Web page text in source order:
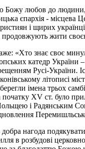
Божу любов до людини,
єпархія - місцева
і щирих
жити
«Хто знає своє
катедр України
Русі-України.
літописі
імена трьох
початку XV ст. було
і Радянським
нагода подякувати
в розбудові